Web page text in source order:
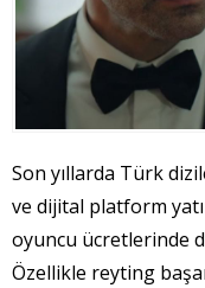
Son yıllarda Türk
ve dijital platform
oyuncu ücretlerinde
Özellikle reyting